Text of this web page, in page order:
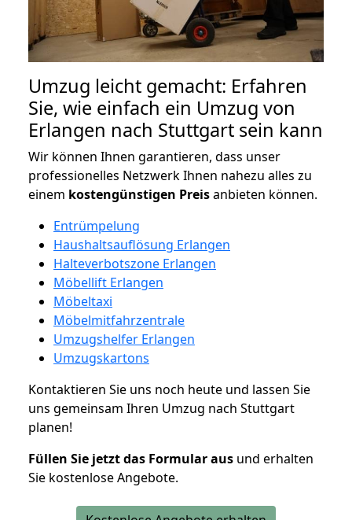
Umzug leicht gemacht: Erfahren
Sie, wie einfach ein Umzug von
Erlangen nach Stuttgart sein kann
Wir können Ihnen garantieren, dass unser
professionelles Netzwerk Ihnen nahezu alles zu
einem kostengünstigen Preisanbieten können.
Entrümpelung
Haushaltsauflösung Erlangen
Halteverbotszone Erlangen
Möbellift Erlangen
Möbeltaxi
Möbelmitfahrzentrale
Umzugshelfer Erlangen
Umzugskartons
Kontaktieren Sie uns noch heute und lassen Sie
uns gemeinsam Ihren Umzug nach Stuttgart
planen!
Füllen Sie jetzt das Formular aus und erhalten
Sie kostenlose Angebote.